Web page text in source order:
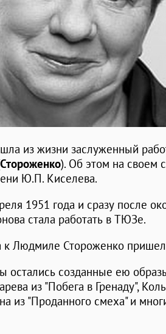
из жизни заслуженный
Стороженко). Об этом на своем
Ю.П. Киселева.
1951 года и сразу после
стала работать в ТЮЗе.
к Людмиле Стороженко
остались созданные ею
из "Побега в Гренаду",
из "Проданного смеха" и